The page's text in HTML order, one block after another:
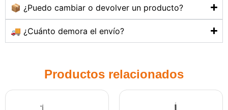
📦 ¿Puedo cambiar o devolver un producto?
🚚 ¿Cuánto demora el envío?
Productos relacionados